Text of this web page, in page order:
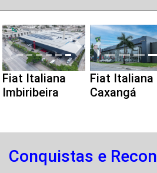
Anterior Proximo
Fiat Italiana
Imbiribeira
Anterior
Fiat Italiana
Caxangá
Conquistas e